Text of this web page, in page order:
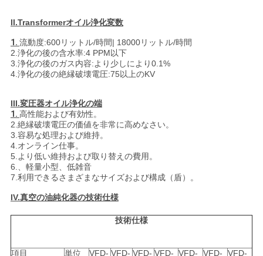
ニ
ュ
ー
ス
引
用
を
II.Transformerオイル浄化変数
1. 流動度:600リットル/時間| 18000リットル/時間
2.浄化の後の含水率:4 PPM以下
3.浄化の後のガス内容:より少しにより0.1%
4.浄化の後の絶縁破壊電圧:75以上のKV
III.変圧器オイル浄化の端
1. 高性能および有効性。
2.絶縁破壊電圧の価値を非常に高めなさい。
3.容易な処理および維持。
4.オンライン仕事。
5.より低い維持および取り替えの費用。
6.、軽量小型、低雑音
7.利用できるさまざまなサイズおよび構成（盾）。
IV.真空の油純化器の技術仕様
技術仕様
項目 単位 VFD- VFD- VFD- VFD- VFD- VFD- VFD-